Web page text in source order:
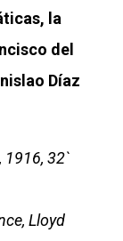
la
del
Díaz
1916, 32`
Lloyd